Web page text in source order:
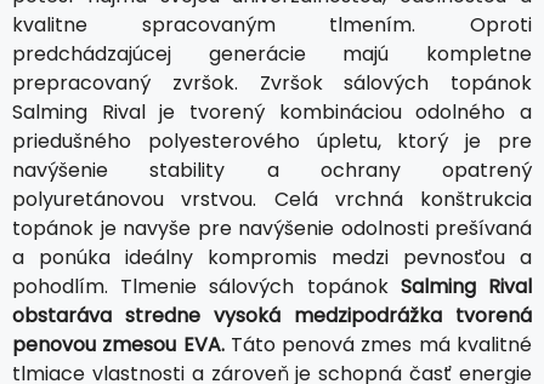
kvalitne spracovaným tlmením. Oproti
predchádzajúcej generácie majú kompletne
prepracovaný zvršok. Zvršok sálových topánok
Salming Rival je tvorený kombináciou odolného a
priedušného polyesterového úpletu, ktorý je pre
navýšenie stability a ochrany opatrený
polyuretánovou vrstvou. Celá vrchná konštrukcia
topánok je navyše pre navýšenie odolnosti prešívaná
a ponúka ideálny kompromis medzi pevnosťou a
pohodlím. Tlmenie sálových topánok Salming Rival
obstaráva stredne vysoká medzipodrážka tvorená
penovou zmesou EVA.Táto penová zmes má kvalitné
tlmiace vlastnosti a zároveň je schopná časť energie